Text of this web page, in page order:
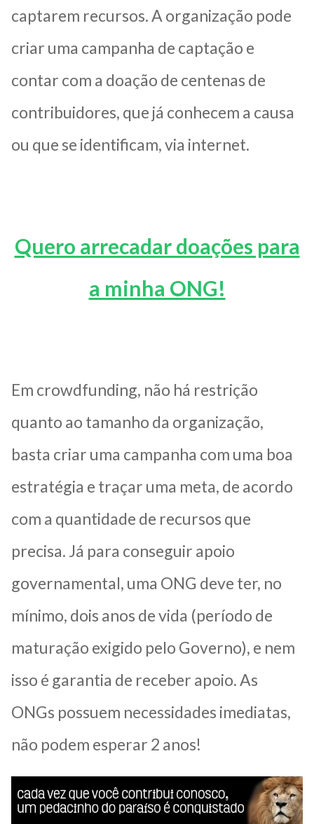
captarem recursos. A organização pode
criar uma campanha de captação e
contar com a doação de centenas de
contribuidores, que já conhecem a causa
ou que se identificam, via internet.
Quero arrecadar doações para
a minha ONG!
Em crowdfunding, não há restrição
quanto ao tamanho da organização,
basta criar uma campanha com uma boa
estratégia e traçar uma meta, de acordo
com a quantidade de recursos que
precisa. Já para conseguir apoio
governamental, uma ONG deve ter, no
mínimo, dois anos de vida (período de
maturação exigido pelo Governo), e nem
isso é garantia de receber apoio. As
ONGs possuem necessidades imediatas,
não podem esperar 2 anos!